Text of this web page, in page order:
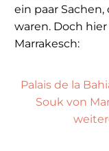
ein paar
waren. Doch
Marrakesch:
Palais de la
Souk von